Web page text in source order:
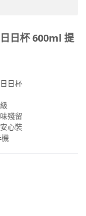
日杯 600ml 提
日杯
殘留
心裝